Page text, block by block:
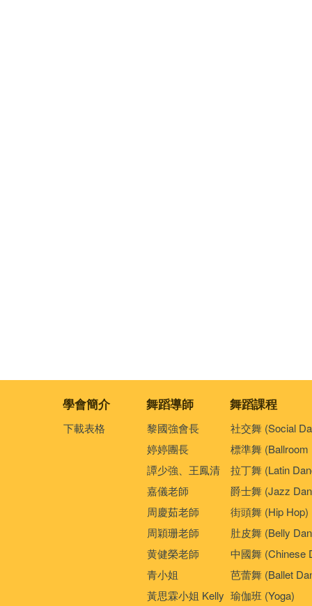
學會簡介 舞蹈導師 舞蹈課程
下載表格
黎國強會長
婷婷團長
譚少強、王鳳清
嘉儀老師
周慶茹老師
周穎珊老師
黄健榮老師
青小姐
黃思霖小姐 Kelly
社交舞 (Social
標準舞 (Ballroom
拉丁舞 (Latin
爵士舞 (Jazz
街頭舞 (Hip Hop)
肚皮舞 (Belly
中國舞 (Chinese
芭蕾舞 (Ballet
瑜伽班 (Yoga)